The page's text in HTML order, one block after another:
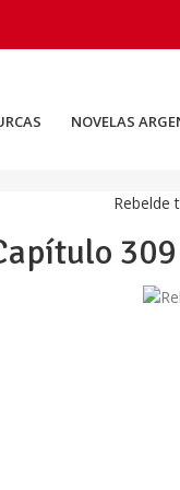
NOVELAS
Rebelde